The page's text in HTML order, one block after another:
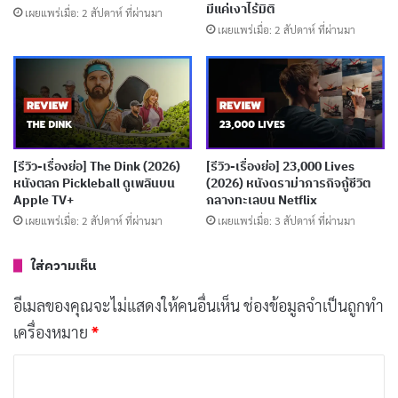
ไปเที่ยวลอนดอนในช่วงเทศกาล สิ่งที่เขาไม่รู้ก็คือเอเดน
(Aidan)ศัตรูจากอดีตของเขากำลังตามล่าหาเขาอยู่ เอเดน
เป็นสายลับเหมือนกับแดน แต่มีประวัติที่มืดมนกว่ามาก
และมีธุระที่ยังไม่ได้จัดการกับแดนให้เสร็จสิ้น เมื่อเอเดนโผล่
มาในลอนดอน แดนและครอบครัวต้องวิ่งหนีข้ามหลาย
ประเทศในยุโรป ผ่านฝรั่งเศส สวิตเซอร์แลนด์ และอื่นๆ
บทความที่เกี่ยวข้อง
[รีวิว-เรื่องย่อ] The Devil’s Mouth (2026) หนังเอา
เผยแพร่เมื่อ: 2 สัปดาห์ ที่ผ่านมา มีแค่เงาไร้มิติ
เผยแพร่เมื่อ: 2 สัปดาห์ ที่ผ่านมา
[รีวิว-เรื่องย่อ] The Dink (2026)
หนังตลก Pickleball ดูเพลินบน
Apple TV+
เผยแพร่เมื่อ: 2 สัปดาห์ ที่ผ่านมา
[รีวิว-เรื่องย่อ] 23,000 Lives
(2026) หนังดราม่าภารกิจกู้ชีวิต
กลางทะเลบน Netflix
เผยแพร่เมื่อ: 3 สัปดาห์ ที่ผ่านมา
ใส่ความเห็น
อีเมลของคุณจะไม่แสดงให้คนอื่นเห็นช่องข้อมูลจำเป็นถูกทำ
เครื่องหมาย *